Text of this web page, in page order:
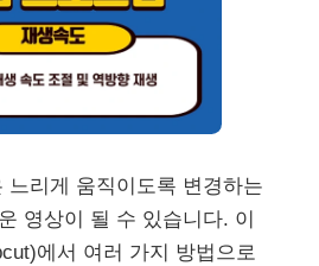
느리게 움직이도록 변경하는
영상이 될 수 있습니다. 이
에서 여러 가지 방법으로